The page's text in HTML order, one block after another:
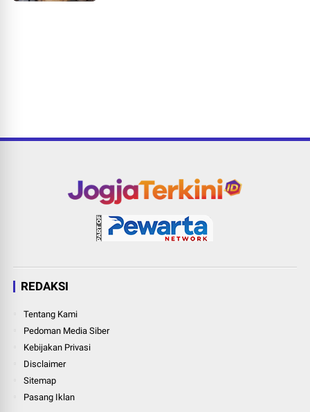
REDAKSI
Tentang Kami
Pedoman Media Siber
Kebijakan Privasi
Disclaimer
Sitemap
Pasang Iklan